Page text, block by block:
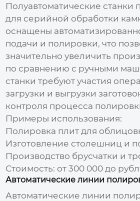
Полуавтоматические станки
для серийной обработки
оснащены
подачи и полировки, что
значительно увеличить
по сравнению с ручными
станки требуют участия
загрузки и выгрузки
контроля процесса
Примеры использования:
Полировка плит для
Изготовление столешниц и
Производство брусчатки и
Стоимость: от 300 000 до
Автоматические линии
Автоматические линии